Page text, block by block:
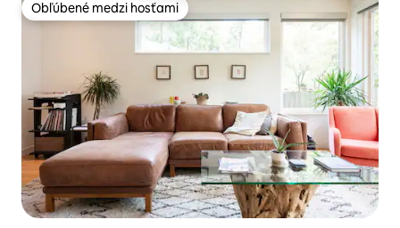
Obľúbené medzi hosťami
Obľúbené medzi hosťami